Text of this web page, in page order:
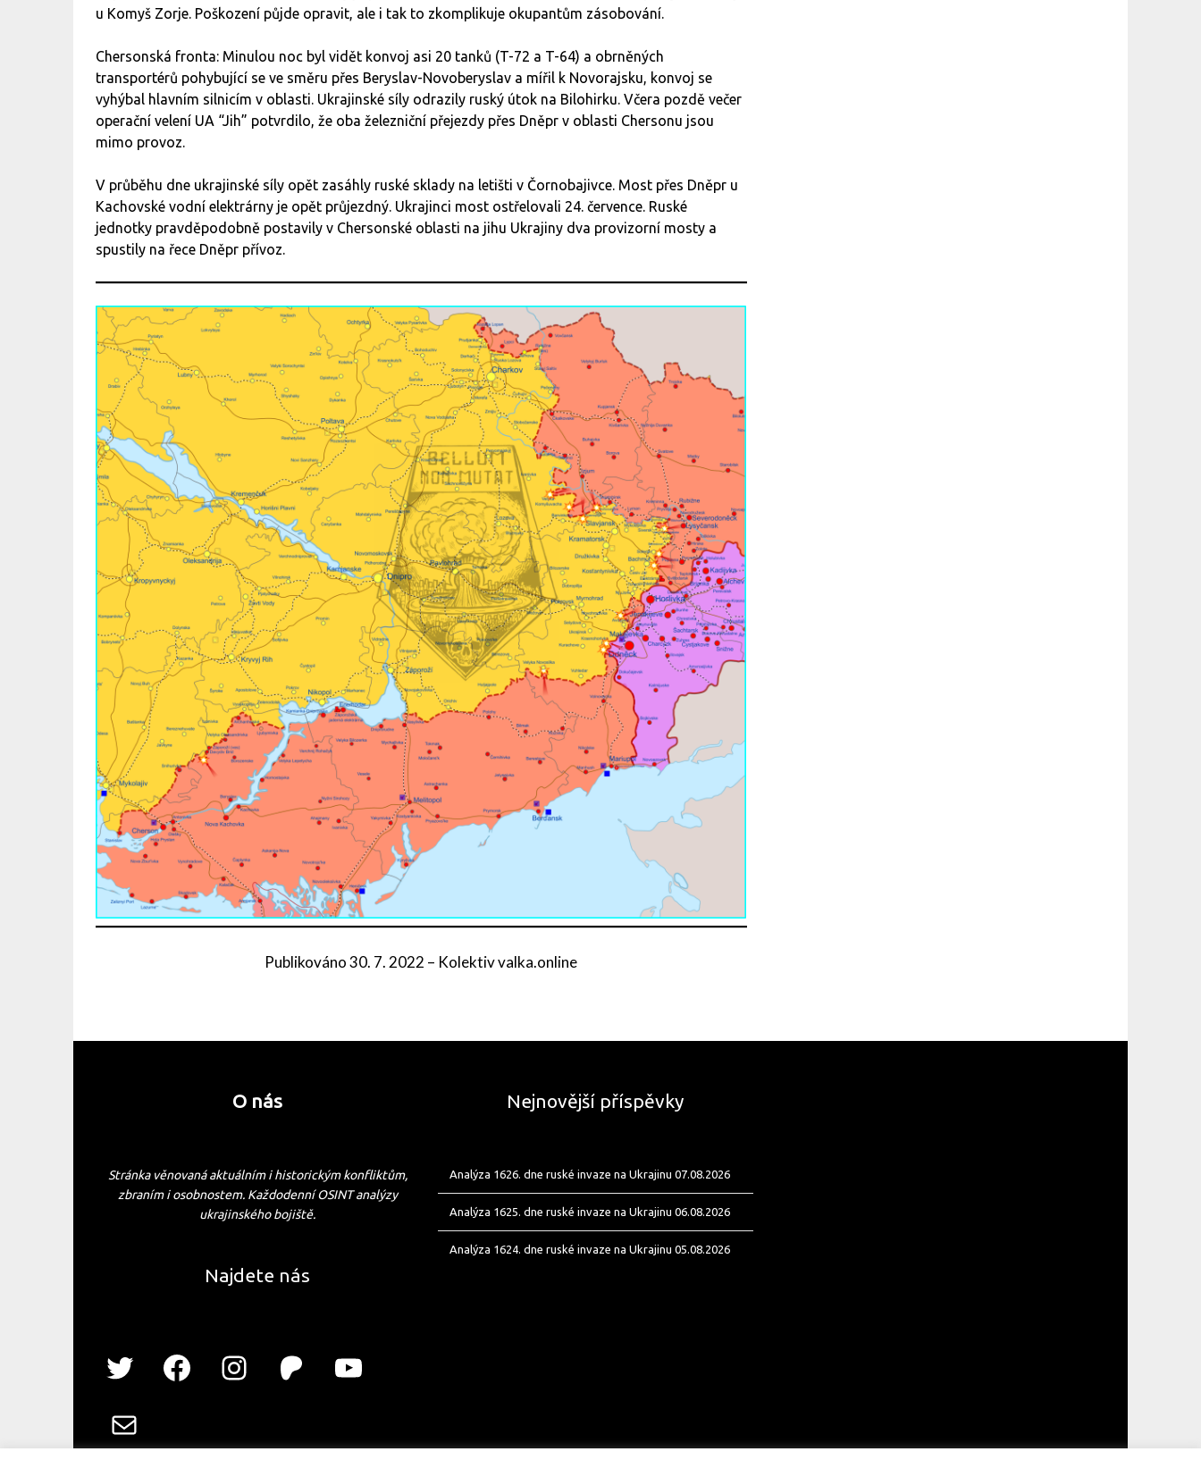
u Komyš Zorje. Poškození půjde opravit, ale i tak to zkomplikuje okupantům zásobování.
Chersonská fronta: Minulou noc byl vidět konvoj asi 20 tanků (T-72 a T-64) a obrněných
transportérů pohybující se ve směru přes Beryslav-Novoberyslav a mířil k Novorajsku, konvoj se
vyhýbal hlavním silnicím v oblasti. Ukrajinské síly odrazily ruský útok na Bilohirku. Včera pozdě večer
operační velení UA “Jih” potvrdilo, že oba železniční přejezdy přes Dněpr v oblasti Chersonu jsou
mimo provoz.
V průběhu dne ukrajinské síly opět zasáhly ruské sklady na letišti v Čornobajivce. Most přes Dněpr u
Kachovské vodní elektrárny je opět průjezdný. Ukrajinci most ostřelovali 24. července. Ruské
jednotky pravděpodobně postavily v Chersonské oblasti na jihu Ukrajiny dva provizorní mosty a
spustily na řece Dněpr přívoz.
Publikováno30. 7. 2022 – Kolektiv valka.online
O nás
Stránka věnovaná aktuálním i historickým konfliktům,
zbraním i osobnostem. Každodenní OSINT analýzy
ukrajinského bojiště.
Najdete nás
Nejnovější příspěvky
Analýza 1626. dne ruské invaze na Ukrajinu 07.08.2026
Analýza 1625. dne ruské invaze na Ukrajinu 06.08.2026
Analýza 1624. dne ruské invaze na Ukrajinu 05.08.2026